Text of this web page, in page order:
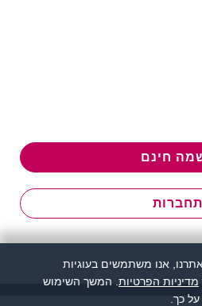
חינם
אנו משתמשים בעוגיות
מדיניות הפרטיות . המשך השימוש
כך.